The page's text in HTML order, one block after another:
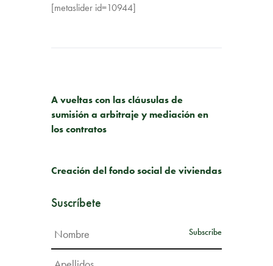
[metaslider id=10944]
A vueltas con las cláusulas de
sumisión a arbitraje y mediación en
los contratos
Creación del fondo social de viviendas
Suscríbete